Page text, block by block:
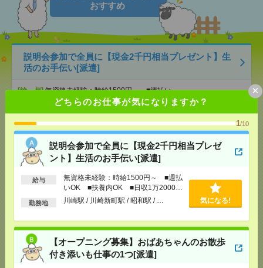
どちらのお仕事が気になりますか？
1/10
説明会参加で全員に【現金2千円相当プレゼ
ント】生活のお手伝い[派遣]
給与
無資格未経験：時給1500円～ ■週払
いOK ■扶養内OK ■日収1万2000円
以上
勤務地 川崎駅 / 川崎新町駅 / 昭和駅 / … 気になる!
【オープニング募集】おばあちゃんのお散歩
付き添いも仕事の1つ[派遣]
×
おすすめ
説明会参加で全員に【現金2千円相当プレゼント】生
活のお手伝い[派遣]
[給 与]無資格未経験：時給1500円～ ■週払い
OK ■扶養内OK ■日収1万2000円以上
[交通費]交通費全額支給
[勤務地]川崎駅/川崎新町駅/昭和駅/…
気になる！
【オープニング募集】おばあちゃんのお散歩付き添
いも仕事の1つ[派遣]
無資格未経験：時給1500円～ ■週払い
OK ■扶養内OK ■日収1万2000円以上
[勤務地]川崎駅/川崎新町駅/昭和駅/…
1800円＊10月【週4日＆時短OK】新横浜駅近！働き
方えらべる！経理[派遣]